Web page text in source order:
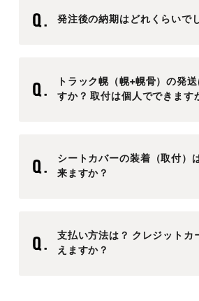
発注後の納期はどれくらいで
トラック幌（幌+幌骨）の発
すか？ 取付は個人でできます
シートカバーの装着（取付）
来ますか？
支払い方法は？ クレジットカ
えますか？